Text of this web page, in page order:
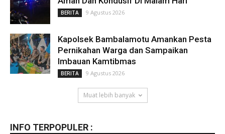
BERITA 9 Agustus 2026
Kapolsek Bambalamotu Amankan Pesta
Pernikahan Warga dan Sampaikan
Imbauan Kamtibmas
BERITA 9 Agustus 2026
Muat lebih banyak
INFO TERPOPULER :